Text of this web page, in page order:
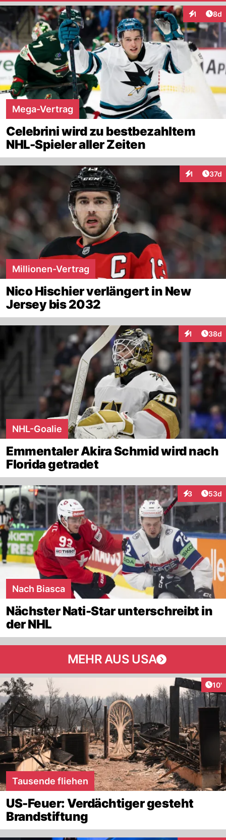
1 8d
Mega-Vertrag
Celebrini wird zu bestbezahltem
NHL-Spieler aller Zeiten
1 37d
Millionen-Vertrag
Nico Hischier verlängert in New
Jersey bis 2032
1
Interaktionen
38d
NHL-Goalie
Emmentaler Akira Schmid wird nach
Florida getradet
3
Interaktionen
53d
Nach Biasca
Nächster Nati-Star unterschreibt in
der NHL
MEHR AUS USA
10'
Tausende fliehen
US-Feuer: Verdächtiger gesteht
Brandstiftung